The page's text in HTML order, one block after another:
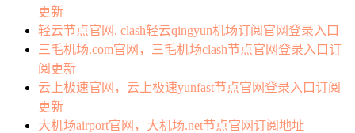
更新
轻云节点官网, clash轻云qingyun机场订阅官网登录入口
三毛机场.com官网，三毛机场clash节点官网登录入口订
阅更新
云上极速官网，云上极速yunfast节点官网登录入口订阅
更新
大机场airport官网，大机场.net节点官网订阅地址